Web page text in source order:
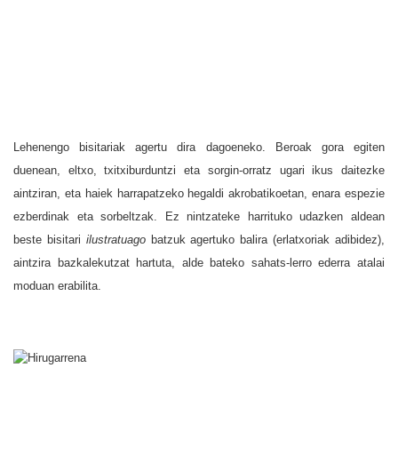
Lehenengo bisitariak agertu dira dagoeneko. Beroak gora egiten
duenean, eltxo, txitxiburduntzi eta sorgin-orratz ugari ikus daitezke
aintziran, eta haiek harrapatzeko hegaldi akrobatikoetan, enara espezie
ezberdinak eta sorbeltzak. Ez nintzateke harrituko udazken aldean
beste bisitari ilustratuagobatzuk agertuko balira (erlatxoriak adibidez),
aintzira bazkalekutzat hartuta, alde bateko sahats-lerro ederra atalai
moduan erabilita.